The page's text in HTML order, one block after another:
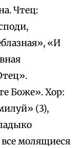
Чтец:
«И
Боже». Хор:
(3),
молящиеся